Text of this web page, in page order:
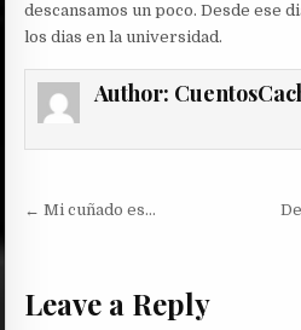
descansamos un poco. Desde ese
los dias en la universidad.
Author:
Post
← Mi cuñado es…
Leave a Reply